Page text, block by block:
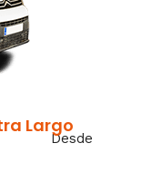
Largo
Desde